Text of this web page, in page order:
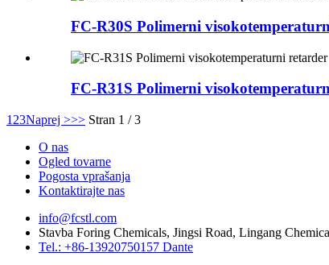
FC-R30S Polimerni
FC-R31S Polimerni
1 23Naprej >>> Stran 1 / 3
O nas
Ogled tovarne
Pogosta vprašanja
Kontaktirajte nas
info@fcstl.com
Stavba Foring Chemicals, Jingsi Road, Lingang
Tel.: +86-13920750157 Dante